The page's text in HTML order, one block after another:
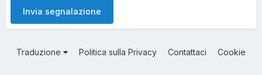
Invia segnalazione
Traduzione Politica sulla Privacy Contattaci Cookie